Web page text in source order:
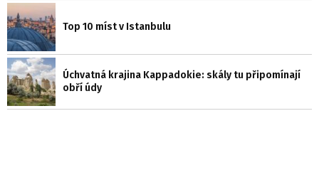
Top 10 míst v Istanbulu
Úchvatná krajina Kappadokie: skály tu připomínají
obří údy